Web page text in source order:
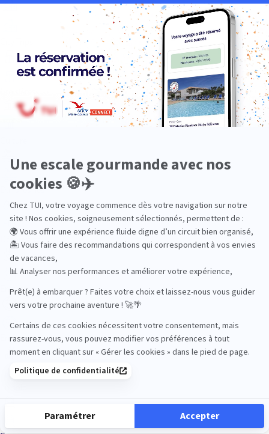
Dans les îles
Découverte
En couple
En famille